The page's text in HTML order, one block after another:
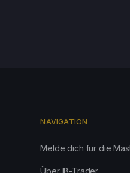
NAVIGATION
Melde dich für die
Über IB-Trader